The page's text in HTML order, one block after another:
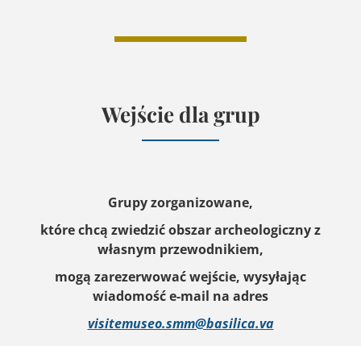
Wejście dla grup
Grupy zorganizowane,
które chcą zwiedzić obszar archeologiczny z
własnym przewodnikiem,
mogą zarezerwować wejście, wysyłając
wiadomość e-mail na adres
visitemuseo.smm@basilica.va